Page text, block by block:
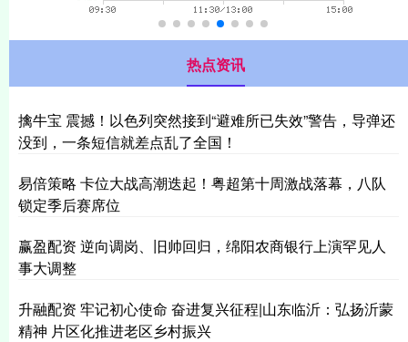
热点资讯
擒牛宝 震撼！以色列突然接到“避难所已失效”警告，导弹还
没到，一条短信就差点乱了全国！
易倍策略 卡位大战高潮迭起！粤超第十周激战落幕，八队
锁定季后赛席位
赢盈配资 逆向调岗、旧帅回归，绵阳农商银行上演罕见人
事大调整
升融配资 牢记初心使命 奋进复兴征程|山东临沂：弘扬沂蒙
精神 片区化推进老区乡村振兴